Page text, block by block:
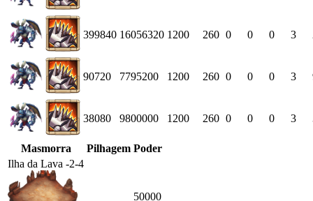
399840 16056320 1200 260 0 0 0 3
90720 7795200 1200 260 0 0 0 3
38080 9800000 1200 260 0 0 0 3
Masmorra Pilhagem Poder
Ilha da Lava -2-4
50000